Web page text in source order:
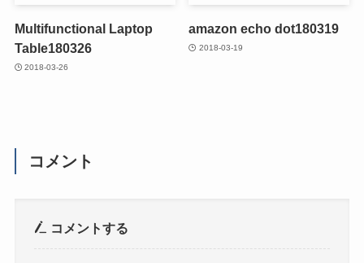
Multifunctional Laptop
Table180326
2018-03-26
amazon echo dot180319
2018-03-19
コメント
コメントする